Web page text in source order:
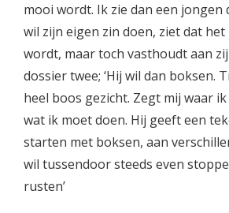
mooi wordt. Ik zie dan een jongen
wil zijn eigen zin doen, ziet dat
wordt, maar toch vasthoudt aan
dossier twee; ‘Hij wil dan boksen.
heel boos gezicht. Zegt mij waar
wat ik moet doen. Hij geeft een
starten met boksen, aan
wil tussendoor steeds even
rusten’